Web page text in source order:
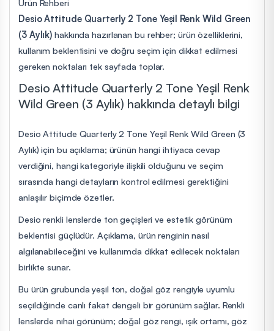
Ürün Rehberi
Desio Attitude Quarterly 2 Tone Yeşil Renk Wild Green
(3 Aylık) hakkında hazırlanan bu rehber; ürün özelliklerini,
kullanım beklentisini ve doğru seçim için dikkat edilmesi
gereken noktaları tek sayfada toplar.
Desio Attitude Quarterly 2 Tone Yeşil Renk
Wild Green (3 Aylık) hakkında detaylı bilgi
Desio Attitude Quarterly 2 Tone Yeşil Renk Wild Green (3
Aylık) için bu açıklama; ürünün hangi ihtiyaca cevap
verdiğini, hangi kategoriyle ilişkili olduğunu ve seçim
sırasında hangi detayların kontrol edilmesi gerektiğini
anlaşılır biçimde özetler.
Desio renkli lenslerde ton geçişleri ve estetik görünüm
beklentisi güçlüdür. Açıklama, ürün renginin nasıl
algılanabileceğini ve kullanımda dikkat edilecek noktaları
birlikte sunar.
Bu ürün grubunda yeşil ton, doğal göz rengiyle uyumlu
seçildiğinde canlı fakat dengeli bir görünüm sağlar. Renkli
lenslerde nihai görünüm; doğal göz rengi, ışık ortamı, göz